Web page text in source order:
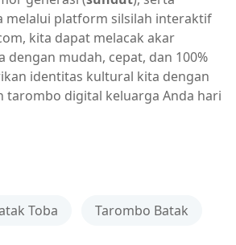
melalui platform silsilah interaktif
kita dapat melacak akar
dengan mudah, cepat, dan 100%
identitas kultural kita dengan
tarombo digital keluarga Anda hari
Toba Tarombo Batak